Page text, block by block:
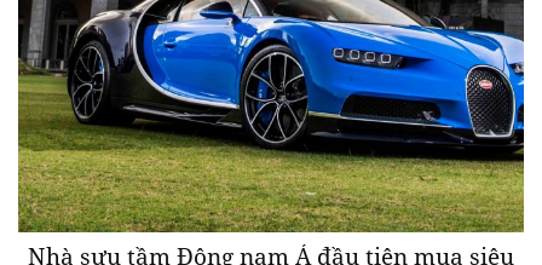
Nhà sưu tầm Đông nam Á đầu tiên mua siêu